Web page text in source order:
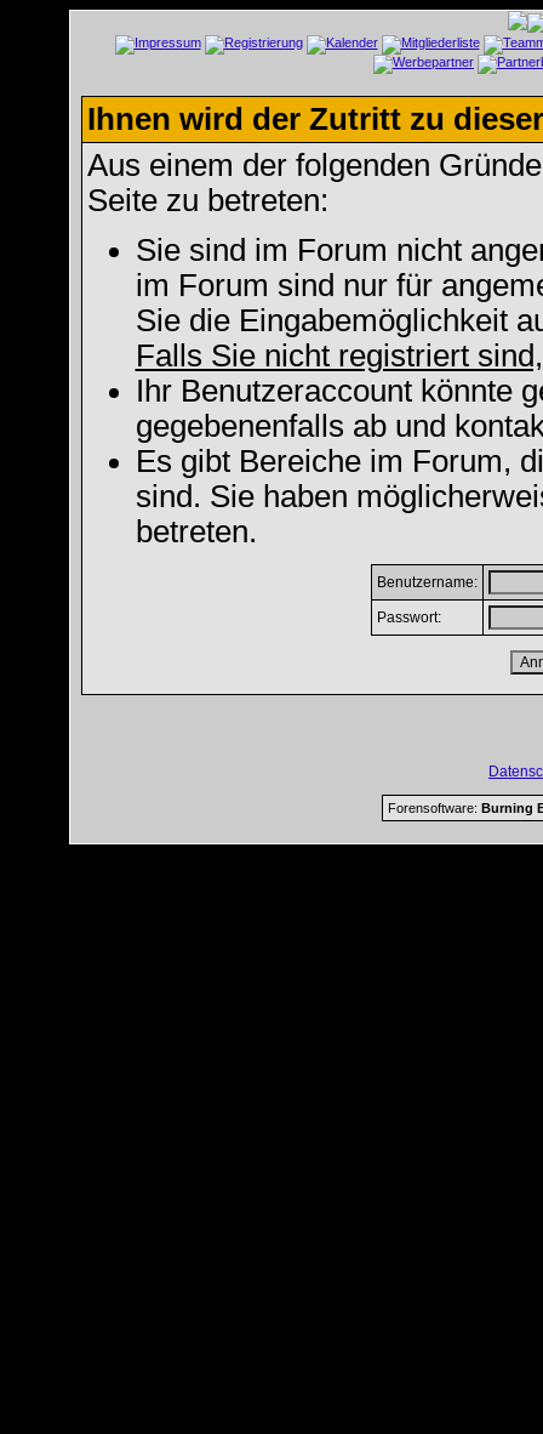
Ihnen wird der Zutritt zu
Aus einem der folgenden
Seite zu betreten:
Sie sind im Forum nicht
im Forum sind nur für
Sie die Eingabemöglichkeit
Falls Sie nicht registriert
Ihr Benutzeraccount könnte
gegebenenfalls ab und
Es gibt Bereiche im Forum,
sind. Sie haben
betreten.
Benutzername:
Passwort:
Forensoftware: Burning